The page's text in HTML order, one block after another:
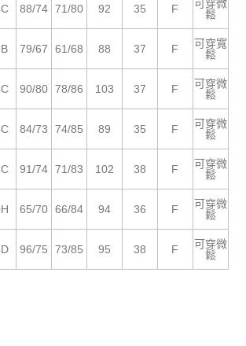
事先徵得法定代理人或監護人之同意方可使用
若未經同意申辦者引起之損失，本公司不負相關責
享後付」時，將依據個別帳號之用戶狀況，依本公司即
帳號或使用他人資訊註冊。若發現惡意使用之情形，
將有權停止該用戶之使用額度並採取法律行動。
88/74 71/80 92 35 F
可穿微
鬆
79/67 61/68 88 37 F
可穿寬
鬆
90/80 78/86 103 37 F
可穿微
鬆
84/73 74/85 89 35 F
可穿微
鬆
91/74 71/83 102 38 F
可穿微
鬆
65/70 66/84 94 36 F
可穿微
鬆
96/75 73/85 95 38 F
可穿微
鬆